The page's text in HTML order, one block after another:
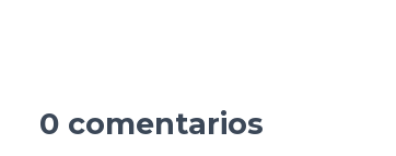
0 comentarios